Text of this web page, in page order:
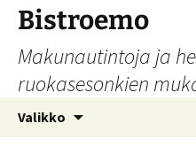
Siirry
sisältöön
Bistroemo
Makunautintoja ja
ruokasesonkien
Valikko